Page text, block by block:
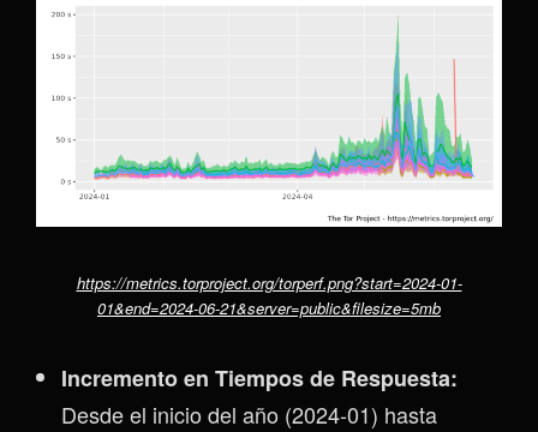
https://metrics.torproject.org/torperf.png?start=2024-01-
01&end=2024-06-21&server=public&filesize=5mb
Incremento en Tiempos de Respuesta:
Desde el inicio del año (2024-01) hasta